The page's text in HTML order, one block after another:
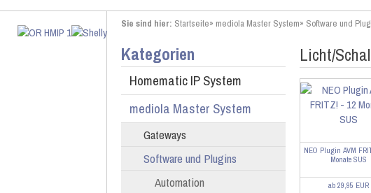
Sie sind hier: Startseite» mediola Master System» Software und
Kategorien
Homematic IP System
mediola Master System
Gateways
Software und Plugins
Automation
Licht/
NEO Plugin AVM
Monate SUS
ab 29,95 EUR